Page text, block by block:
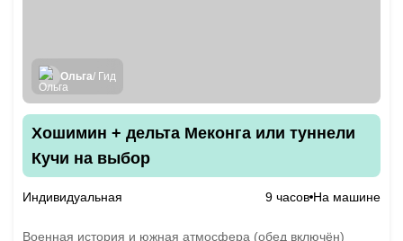
Ольга/ Гид
Хошимин + дельта Меконга или туннели
Кучи на выбор
Индивидуальная 9 часов На машине
Военная история и южная атмосфера (обед включён)